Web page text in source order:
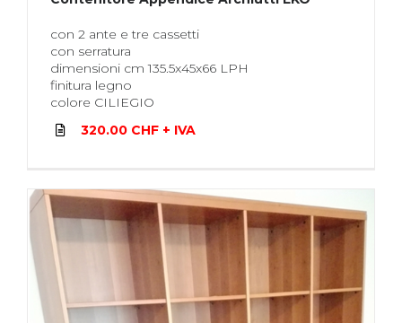
con 2 ante e tre cassetti
con serratura
dimensioni cm 135.5x45x66 LPH
finitura legno
colore CILIEGIO
320.00 CHF + IVA